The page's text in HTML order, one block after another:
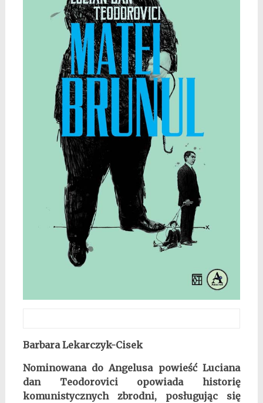
Barbara Lekarczyk-Cisek
Nominowana do Angelusa powieść Luciana
dan Teodorovici opowiada historię
komunistycznych zbrodni, posługując się